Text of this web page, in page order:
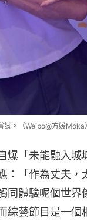
。（Weibo@方媛Moka）
爆「未能融入城
：「作為丈夫，
同體驗呢個世界
綜藝節目是一個